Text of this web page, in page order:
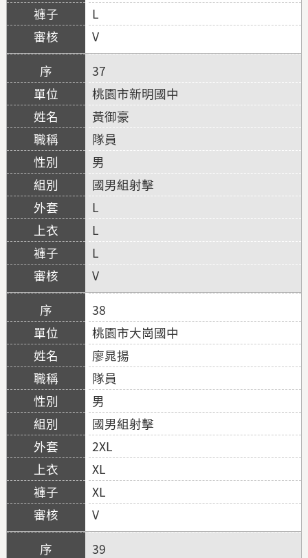
L
V
37
桃園市新明國中
黃御豪
隊員
男
國男組射擊
L
L
L
V
38
桃園市大崗國中
廖晁揚
隊員
男
國男組射擊
2XL
XL
XL
V
39